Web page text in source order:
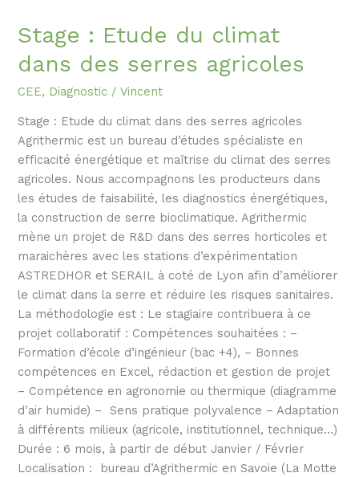
Stage : Etude du climat
dans des serres agricoles
CEE, Diagnostic /Vincent
Stage : Etude du climat dans des serres agricoles
Agrithermic est un bureau d’études spécialiste en
efficacité énergétique et maîtrise du climat des serres
agricoles. Nous accompagnons les producteurs dans
les études de faisabilité, les diagnostics énergétiques,
la construction de serre bioclimatique. Agrithermic
mène un projet de R&D dans des serres horticoles et
maraichères avec les stations d’expérimentation
ASTREDHOR et SERAIL à coté de Lyon afin d’améliorer
le climat dans la serre et réduire les risques sanitaires.
La méthodologie est : Le stagiaire contribuera à ce
projet collaboratif : Compétences souhaitées : –
Formation d’école d’ingénieur (bac +4), – Bonnes
compétences en Excel, rédaction et gestion de projet
– Compétence en agronomie ou thermique (diagramme
d’air humide) – Sens pratique polyvalence – Adaptation
à différents milieux (agricole, institutionnel, technique…)
Durée : 6 mois, à partir de début Janvier / Février
Localisation : bureau d’Agrithermic en Savoie (La Motte
serres
agricoles